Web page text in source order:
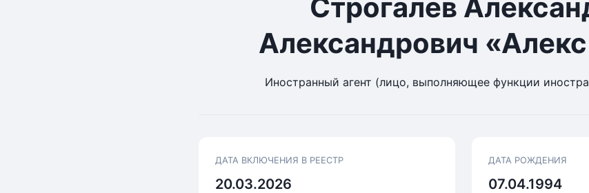
Строгалев
Александрович
Иностранный агент (лицо, выполняющее функции
ДАТА ВКЛЮЧЕНИЯ В РЕЕСТР
20.03.2026
ДАТА РОЖДЕНИЯ
07.04.1994